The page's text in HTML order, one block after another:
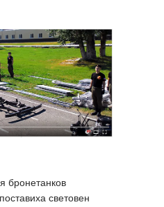
бронетанков
световен